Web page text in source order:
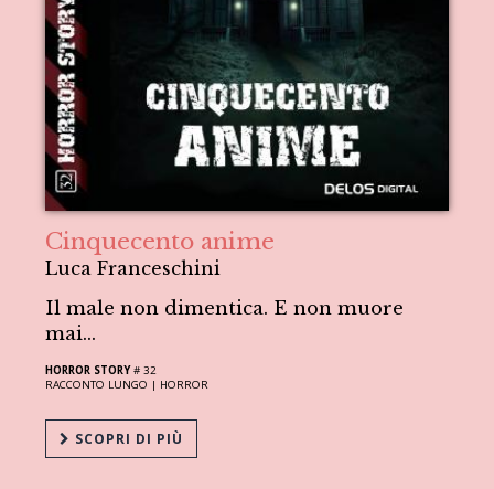
Cinquecento anime
Luca Franceschini
Il male non dimentica. E non muore
mai…
HORROR STORY# 32
RACCONTO LUNGO | HORROR
SCOPRI DI PIÙ